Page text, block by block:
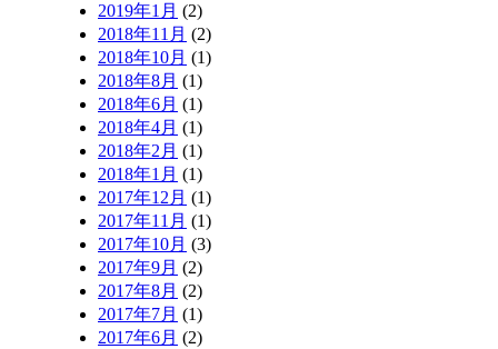
2019年1月 (2)
2018年11月 (2)
2018年10月 (1)
2018年8月 (1)
2018年6月 (1)
2018年4月 (1)
2018年2月 (1)
2018年1月 (1)
2017年12月 (1)
2017年11月 (1)
2017年10月 (3)
2017年9月 (2)
2017年8月 (2)
2017年7月 (1)
2017年6月 (2)